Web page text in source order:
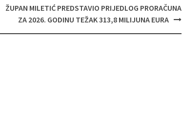
ŽUPAN MILETIĆ PREDSTAVIO PRIJEDLOG PRORAČUNA
ZA 2026. GODINU TEŽAK 313,8 MILIJUNA EURA